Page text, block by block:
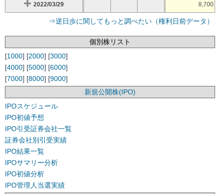
2022/03/29 8,700
⇒逆日歩に関してもっと調べたい（権利日前データ）
個別株リスト
[1000] [2000] [3000]
[4000] [5000] [6000]
[7000] [8000] [9000]
新規公開株(IPO)
IPOスケジュール
IPO初値予想
IPO引受証券会社一覧
証券会社別引受実績
IPO結果一覧
IPOサマリー分析
IPO初値分析
IPO管理人当選実績